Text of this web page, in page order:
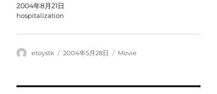
す
)
ウ
ィ
ン
ウ
き
ま
2004年8月21日
hospitalization
投
etoystk
投
2004年5月28日
カ
Movie